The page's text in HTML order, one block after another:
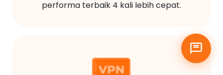
performa terbaik 4 kali lebih cepat.